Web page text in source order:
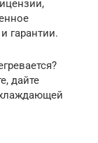
гарантии.
дайте